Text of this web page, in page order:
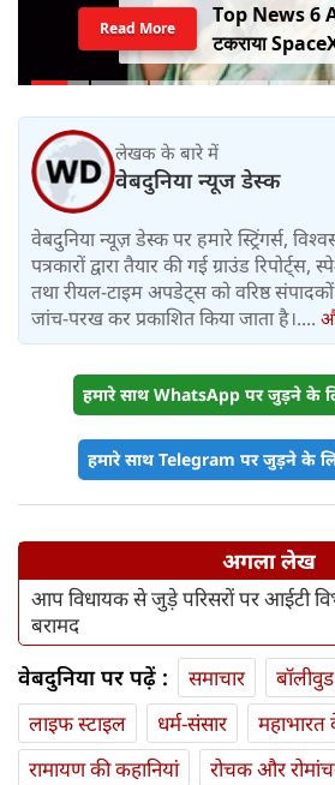
Top News 6
टकराया
हसीना की घर
Read More
लेखक के बारे में
वेबदुनिया न्यूज डेस्क
वेबदुनिया न्यूज़ डेस्क पर हमारे स्ट्रिंगर्स,
पत्रकारों द्वारा तैयार की गई ग्राउंड रिपोर्ट्स,
तथा रीयल-टाइम अपडेट्स को वरिष्ठ संपादकों
जांच-परख कर प्रकाशित किया जाता है।....
हमारे साथ WhatsApp पर जुड़ने के
हमारे साथ Telegram पर जुड़ने के
अगला लेख
आप विधायक से जुड़े परिसरों पर आईटी
बरामद
वेबदुनिया पर पढ़ें : समाचार बॉलीवुड
लाइफ स्‍टाइल
धर्म-संसार
रामायण की कहानियां
रोचक और